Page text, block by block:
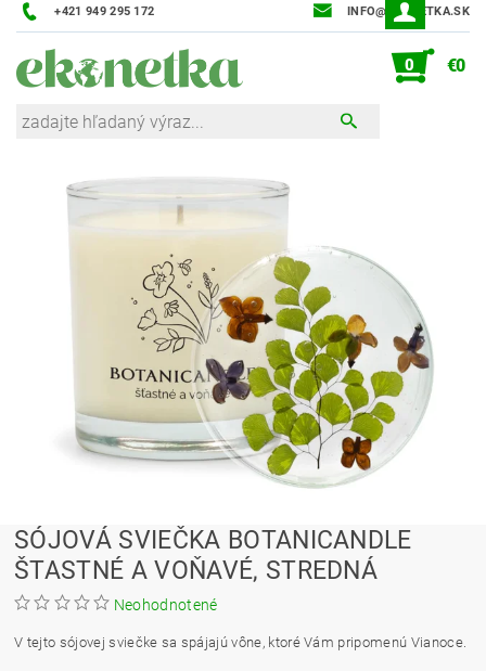
+421 949 295 172 INFO@EKONETKA.SK
0 €0
SÓJOVÁ SVIEČKA BOTANICANDLE
ŠTASTNÉ A VOŇAVÉ, STREDNÁ
Neohodnotené
V tejto sójovej sviečke sa spájajú vône, ktoré Vám pripomenú Vianoce.